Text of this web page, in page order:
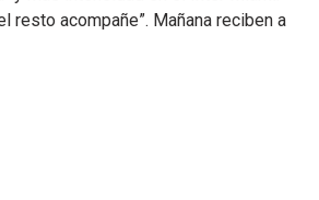
resto acompañe”. Mañana reciben a